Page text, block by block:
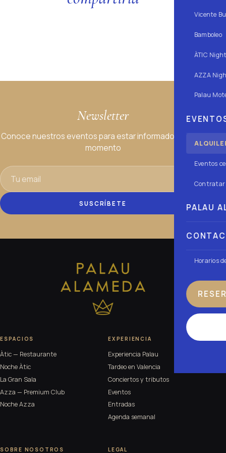
Vicente
Bamboleo
ÀTIC
AZZA
Palau
Eventos
Contratar
PALAU
Horarios
QUÉ HACER
Newsletter
Conoce nuestros eventos para estar informado en todo
momento
SUSCRÍBETE
ESPACIOS
Àtic — Restaurante
Noche Àtic
La Gran Sala
Azza — Premium Club
Noche Azza
EXPERIENCIA
Experiencia Palau
Tardeo en Valencia
Conciertos y tributos
Eventos
Entradas
Agenda semanal
SOBRE NOSOTROS LEGAL